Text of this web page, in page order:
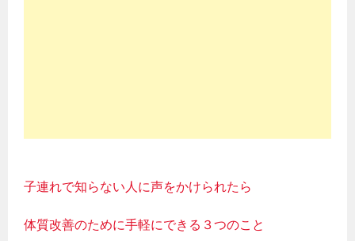
子連れで知らない人に声をかけられたら
体質改善のために手軽にできる３つのこと